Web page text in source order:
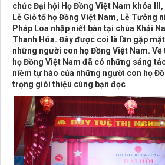
chức Đại hội Họ Đồng Việt Nam khóa
Lễ Giỗ tổ họ Đồng Việt Nam, Lễ Tưởng
Pháp Loa nhập niết bàn tại chùa Khải
Thanh Hóa. Đây được coi là lần gặp
những người con họ Đồng Việt Nam.
họ Đồng Việt Nam đã có những sáng
niềm tự hào của những người con họ
trọng giói thiệu cùng bạn đọc